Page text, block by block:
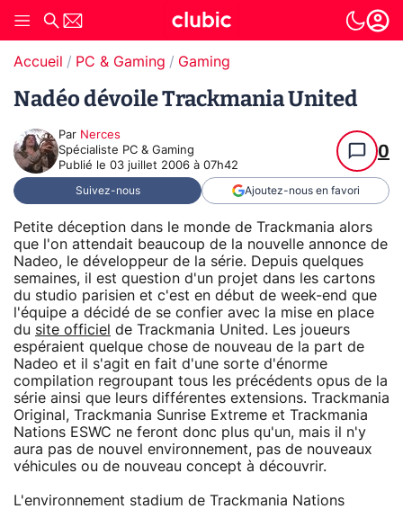
Accueil PC & Gaming Gaming
Nadéo dévoile Trackmania United
Par Nerces
Spécialiste PC & Gaming
Publié le 03 juillet 2006 à 07h42
0
Suivez-nous Ajoutez-nous en favori
Petite déception dans le monde de Trackmania alors
que l'on attendait beaucoup de la nouvelle annonce de
Nadeo, le développeur de la série. Depuis quelques
semaines, il est question d'un projet dans les cartons
du studio parisien et c'est en début de week-end que
l'équipe a décidé de se confier avec la mise en place
du site officiel de Trackmania United. Les joueurs
espéraient quelque chose de nouveau de la part de
Nadeo et il s'agit en fait d'une sorte d'énorme
compilation regroupant tous les précédents opus de la
série ainsi que leurs différentes extensions. Trackmania
Original, Trackmania Sunrise Extreme et Trackmania
Nations ESWC ne feront donc plus qu'un, mais il n'y
aura pas de nouvel environnement, pas de nouveaux
véhicules ou de nouveau concept à découvrir.
L'environnement stadium de Trackmania Nations